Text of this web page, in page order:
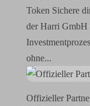
Token Sichere
der Harri GmbH
ohne...
Offizieller